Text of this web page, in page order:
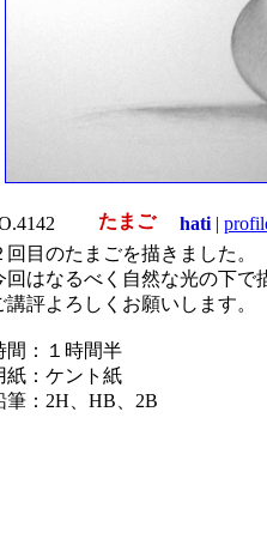
たまご hati |
回目のたまごを描きました。
回はなるべく自然な光の下で
講評よろしくお願いします。
間：１時間半
紙：ケント紙
筆：2H、HB、2B